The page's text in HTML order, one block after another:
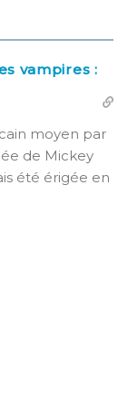
vampires :
moyen par
de Mickey
été érigée en